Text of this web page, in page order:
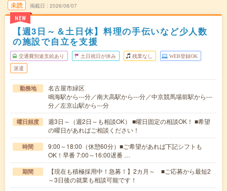
未読
NEW
掲載日 2026/08/07
【週3日～＆土日休】料理の手伝いなど少人数
の施設で自立を支援
交通費別途支給あり 土日祝日が休み 残業なし WEB登録OK
派遣
勤務地
名古屋市緑区
鳴海駅から---分／南大高駅から---分／中京競馬場前駅から---
分／左京山駅から---分
曜日頻度
週3日～（週2日～も相談OK） ■曜日固定の相談OK！ ■希望
の曜日があればご相談ください！
時間
9:00～18:00（休憩60分）■ご希望があれば下記シフトも
OK！早番 7:00～16:00遅番 …
期間
【現在も積極採用中！急募！】2カ月～ ■ご応募から最短2
～3日後の就業も相談可能です！